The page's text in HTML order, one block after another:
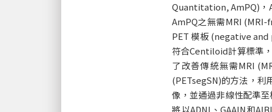
Quantitation, AmPQ)，
AmPQ之無需MRI
PET 模板 (negative
符合Centiloid計算標準
了改善傳統無需MRI
(PETsegSN)的方法，利
像，並通過非線性配準
將以ADNI、GAAIN和